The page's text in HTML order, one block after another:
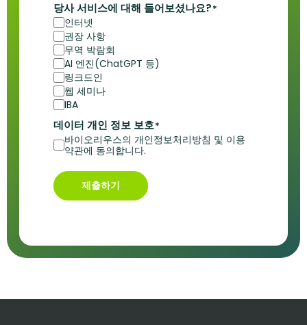
당사 서비스에 대해 들어보셨나요?*
인터넷
권장 사항
무역 박람회
AI 엔진(ChatGPT 등)
링크드인
웹 세미나
IBA
데이터 개인 정보 보호*
바이오리우스의 개인정보처리방침 및 이용
약관에 동의합니다.
제출하기